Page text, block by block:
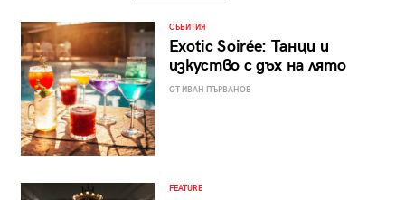
СЪБИТИЯ
Exotic Soirée: Танци и
изкуство с дъх на лято
ОТ ИВАН ПЪРВАНОВ
FEATURE